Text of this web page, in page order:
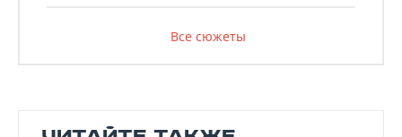
Все сюжеты